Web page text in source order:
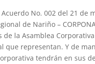
No. 002 del 21 de
de Nariño –
la Asamblea
que representan. Y de
tendrán en sus